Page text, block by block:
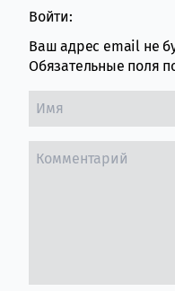
Войти:
Ваш адрес email не
Обязательные поля